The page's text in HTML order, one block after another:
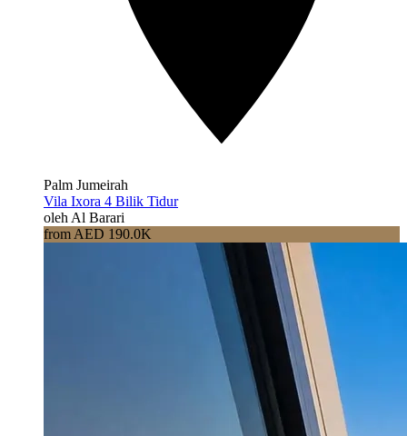
Palm Jumeirah
Vila Ixora 4 Bilik Tidur
oleh Al Barari
from AED 190.0K